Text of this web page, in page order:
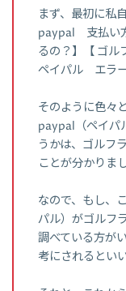
まず、最初に私
paypal 支払い
るの？】【 ゴル
ペイパル エラー
そのように色々
paypal（ペイパ
うかは、ゴルフ
ことが分かりま
なので、もし、
パル）がゴルフ
調べている方が
考にされるとい